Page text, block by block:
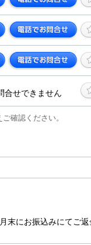
合せできません
確認ください。
末にお振込みにてご返